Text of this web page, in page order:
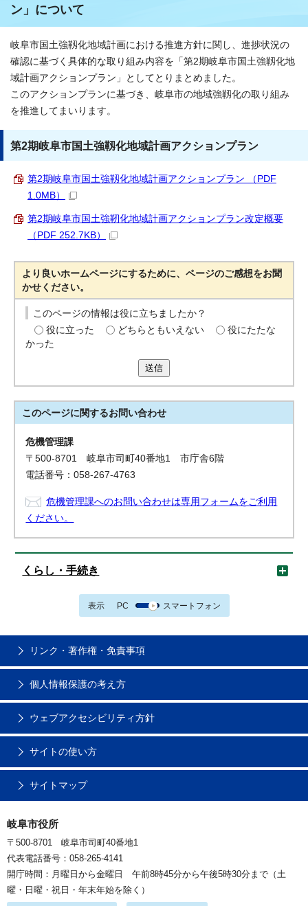
ン」について
岐阜市国土強靱化地域計画における推進方針に関し、進捗状況の
確認に基づく具体的な取り組み内容を「第2期岐阜市国土強靱化地
域計画アクションプラン」としてとりまとめました。
このアクションプランに基づき、岐阜市の地域強靱化の取り組み
を推進してまいります。
第2期岐阜市国土強靱化地域計画アクションプラン
第2期岐阜市国土強靱化地域計画アクションプラン （PDF
1.0MB）
第2期岐阜市国土強靭化地域計画アクションプラン改定概要
（PDF 252.7KB）
より良いホームページにするために、ページのご感想をお聞
かせください。
このページの情報は役に立ちましたか？
役に立った
どちらともいえない
役にたたな
かった
送信
このページに関するお問い合わせ
危機管理課
〒500-8701 岐阜市司町40番地1 市庁舎6階
電話番号：058-267-4763
危機管理課へのお問い合わせは専用フォームをご利用
ください。
くらし・手続き
表示 PC スマートフォン
リンク・著作権・免責事項
個人情報保護の考え方
ウェブアクセシビリティ方針
サイトの使い方
サイトマップ
岐阜市役所
〒500-8701 岐阜市司町40番地1
代表電話番号：058-265-4141
開庁時間：月曜日から金曜日 午前8時45分から午後5時30分まで（土
曜・日曜・祝日・年末年始を除く）